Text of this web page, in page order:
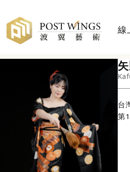
線
台
第